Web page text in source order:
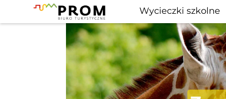
Wycieczki szkolne